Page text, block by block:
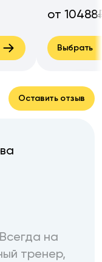
от
Выбрать
Оставить отзыв
на
тренер,